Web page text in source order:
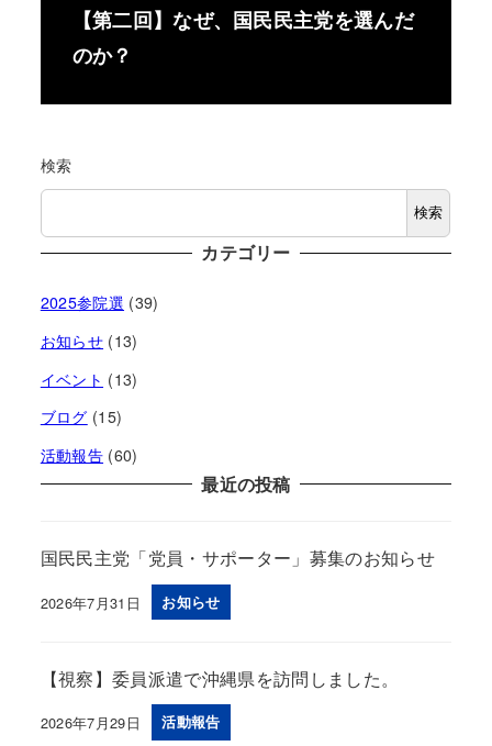
【第二回】なぜ、国民民主党を選んだ
のか？
検索
検索
カテゴリー
2025参院選 (39)
お知らせ (13)
イベント (13)
ブログ (15)
活動報告 (60)
最近の投稿
国民民主党「党員・サポーター」募集のお知らせ
投稿日
2026年7月31日 お知らせ
【視察】委員派遣で沖縄県を訪問しました。
投稿日
2026年7月29日 活動報告